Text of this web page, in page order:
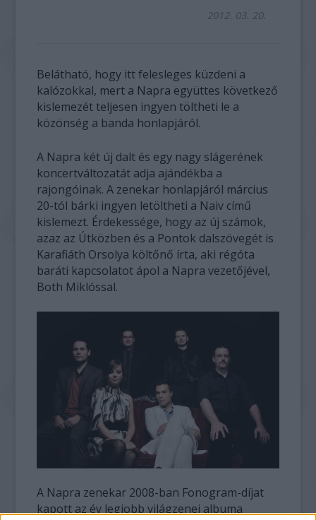
2012. 03. 20.
Belátható, hogy itt felesleges küzdeni a
kalózokkal, mert a Napra együttes következő
kislemezét teljesen ingyen töltheti le a
közönség a banda honlapjáról.
A Napra két új dalt és egy nagy slágerének
koncertváltozatát adja ajándékba a
rajongóinak. A zenekar honlapjáról március
20-tól bárki ingyen letöltheti a Naiv című
kislemezt. Érdekessége, hogy az új számok,
azaz az Útközben és a Pontok dalszövegét is
Karafiáth Orsolya költőnő írta, aki régóta
baráti kapcsolatot ápol a Napra vezetőjével,
Both Miklóssal.
A Napra zenekar 2008-ban Fonogram-díjat
kapott az év legjobb világzenei albuma